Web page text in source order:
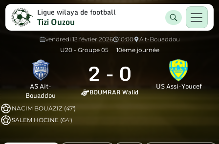
Ligue wilaya de football
Tizi Ouzou
vendredi 13 février 2026 10:00
Ait-Bouaddou
U20 - Groupe 05
10ème journée
AS Ait-
Bouaddou
2 - 0
BOUMRAR Walid
US Assi-Youcef
NACIM BOUAZIZ (47')
SALEM HOCINE (64')